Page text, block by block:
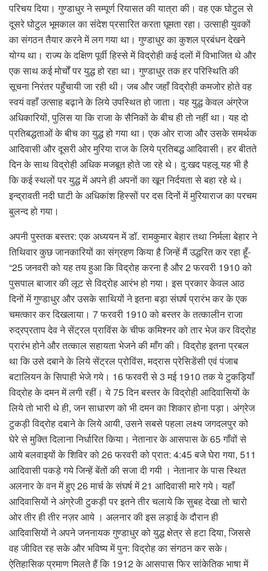
परिचय दिया। गुण्डाधुर ने सम्पूर्ण रियासत की यात्रा की। वह एक घोटुल से
दूसरे घोटुल भूमकाल का संदेश प्रसारित करता घूमता रहा। उत्साही युवकों
का संगठन तैयार करने में लग गया था। गुण्डाधुर का कुशल प्रबंधन देखने
योग्य था। राज्य के दक्षिण पूर्वी हिस्से में विद्रोही कई दलों में विभाजित थे और
एक साथ कई मोर्चों पर युद्ध हो रहा था। गुण्डाधुर तक हर परिस्थिति की
सूचना निरंतर पहुँचायी जा रही थी। जब और जहाँ विद्रोही कमजोर होते वह
स्वयं वहाँ उत्साह बढ़ाने के लिये उपस्थित हो जाता। यह युद्ध केवल अंग्रेज
अधिकारियों, पुलिस या कि राजा के सैनिकों के बीच ही तो नहीं था। यह दो
प्रतिबद्धताओं के बीच का युद्ध हो गया था। एक ओर राजा और उसके समर्थक
आदिवासी और दूसरी ओर मुरिया राज के लिये प्रतिबद्ध आदिवासी। हर बीतते
दिन के साथ विद्रोही अधिक मजबूत होते जा रहे थे। दु:खद पहलू यह भी है
कि कई स्थलों पर युद्ध में अपने ही अपनों का खून निर्दयता से बहा रहे थे।
इन्द्रावती नदी घाटी के अधिकांश हिस्सों पर दस दिनों में मुरियाराज का परचम
बुलन्द हो गया।
अपनी पुस्तक बस्तर: एक अध्ययन में डॉ. रामकुमार बेहार तथा निर्मला बेहार ने
तिथिवार कुछ जानकारियों का संग्रहण किया है जिन्हें मैं उद्धरित कर रहा हूँ-
“25 जनवरी को यह तय हुआ कि विद्रोह करना है और 2 फरवरी 1910 को
पुसपाल बाजार की लूट से विद्रोह आरंभ हो गया। इस प्रकार केवल आठ
दिनों में गुण्डाधुर और उसके साथियों ने इतना बड़ा संघर्ष प्रारंभ कर के एक
चमत्कार कर दिखलाया। 7 फरवरी 1910 को बस्तर के तत्कालीन राजा
रुद्रप्रताप देव ने सेंट्रल प्राविंस के चीफ कमिश्नर को तार भेज कर विद्रोह
प्रारंभ होने और तत्काल सहायता भेजने की माँग की। विद्रोह इतना प्रबल
था कि उसे दबाने के लिये सेंट्रल प्रोविंस, मद्रास प्रेसिडेंसी एवं पंजाब
बटालियन के सिपाही भेजे गये। 16 फरवरी से 3 मई 1910 तक ये टुकड़ियाँ
विद्रोह के दमन में लगी रहीं। ये 75 दिन बस्तर के विद्रोही आदिवासियों के
लिये तो भारी थे ही, जन साधारण को भी दमन का शिकार होना पड़ा। अंग्रेज
टुकड़ी विद्रोह दबाने के लिये आयी, उसने सबसे पहला लक्ष्य जगदलपुर को
घेरे से मुक्ति दिलाना निर्धारित किया। नेतानार के आसपास के 65 गाँवों से
आये बलवाइयों के शिविर को 26 फरवरी को प्रात: 4:45 बजे घेरा गया, 511
आदिवासी पकड़े गये जिन्हें बेंतों की सजा दी गयी । नेतानार के पास स्थित
अलनार के वन में हुए 26 मार्च के संघर्ष में 21 आदिवासी मारे गये। यहाँ
आदिवासियों ने अंग्रेजी टुकड़ी पर इतने तीर चलाये कि सुबह देखा तो चारो
ओर तीर ही तीर नज़र आये । अलनार की इस लड़ाई के दौरान ही
आदिवासियों ने अपने जननायक गुण्डाधुर को युद्ध क्षेत्र से हटा दिया, जिससे
वह जीवित रह सके और भविष्य में पुन: विद्रोह का संगठन कर सके।
ऐतिहासिक प्रमाण मिलते हैं कि 1912 के आसपास फिर सांकेतिक भाषा में